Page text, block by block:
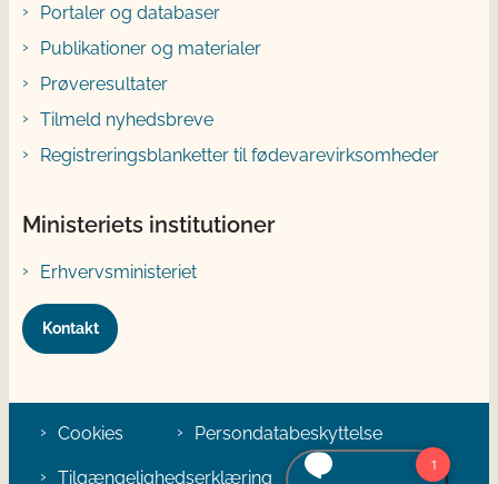
Portaler og databaser
Publikationer og materialer
Prøveresultater
Tilmeld nyhedsbreve
Registreringsblanketter til fødevarevirksomheder
Ministeriets institutioner
Erhvervsministeriet
Kontakt
Cookies Persondatabeskyttelse
Tilgængelighedserklæring